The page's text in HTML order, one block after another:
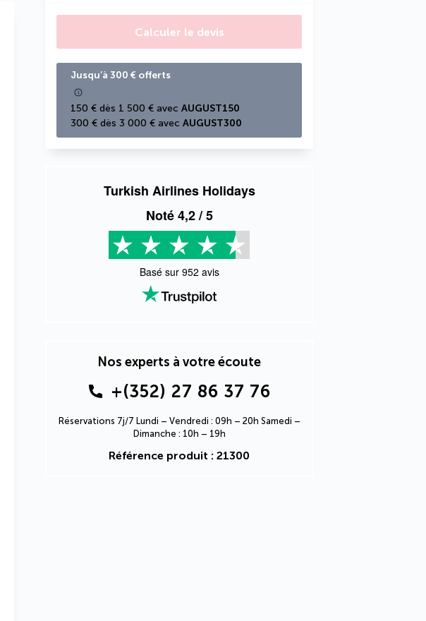
Calculer le devis
Jusqu’à 300 € offerts
150 € dès 1 500 € avec AUGUST150
300 € dès 3 000 € avec AUGUST300
Turkish Airlines Holidays
Noté4,2/ 5
Basé sur 952 avis
Nos experts à votre écoute
+(352) 27 86 37 76
Réservations 7j/7 Lundi – Vendredi : 09h – 20h Samedi –
Dimanche : 10h – 19h
Référence produit : 21300